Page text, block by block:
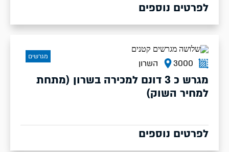
לפרטים נוספים
3000 השרון
מגרש כ 3 דונם למכירה בשרון (מתחת
למחיר השוק)
לפרטים נוספים
מגרשים